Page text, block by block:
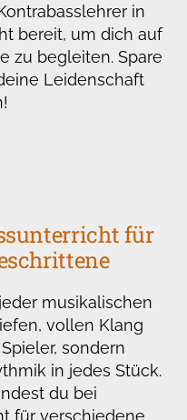
in
bereit, um dich auf
zu begleiten. Spare
Leidenschaft
für
musikalischen
vollen Klang
sondern
in jedes Stück.
du bei
für verschiedene